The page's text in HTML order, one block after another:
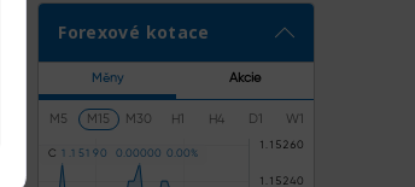
Forexové kotace
Měny Akcie
M5 M15 M30 H1 H4 D1 W1
C 1 .1 51 90 0 .00000 0 .00 %